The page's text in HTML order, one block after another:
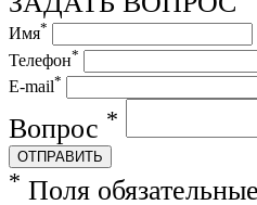
Имя*
Телефон*
E-mail*
Вопрос *
ОТПРАВИТЬ
* Поля